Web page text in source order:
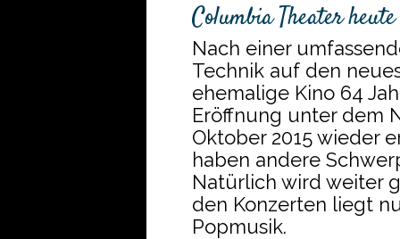
Columbia Theater heute
Nach einer
Technik auf den
ehemalige Kino 64
Eröffnung unter dem
Oktober 2015 wieder
haben andere
Natürlich wird weiter
den Konzerten liegt
Popmusik.